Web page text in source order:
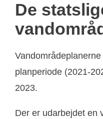
De
planperiode (2021-
2023.
Der er udarbejdet en